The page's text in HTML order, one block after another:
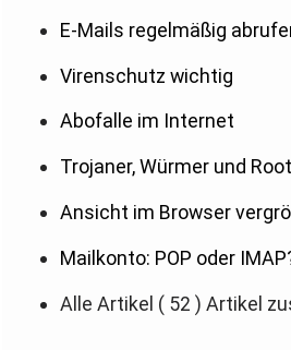
E-Mails regelmäßig
Virenschutz wichtig
Abofalle im Internet
Trojaner, Würmer und
Ansicht im Browser
Mailkonto: POP oder
Alle Artikel ( 52 ) Artikel